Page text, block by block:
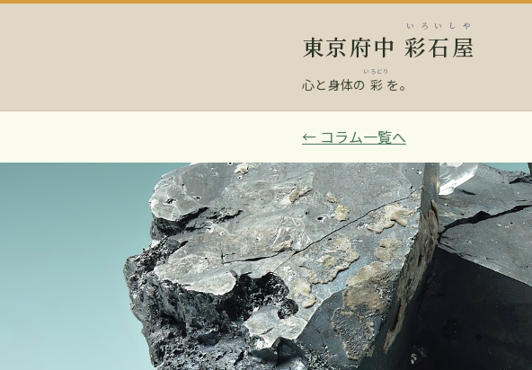
東京府中 彩石屋
いろいしや
心と身体の 彩
いろどり
を。
← コラム一覧へ